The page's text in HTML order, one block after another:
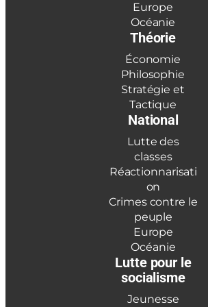
Europe
Océanie
Théorie
Économie
Philosophie
Stratégie et
Tactique
National
Lutte des
classes
Réactionnarisati
on
Crimes contre le
peuple
Europe
Océanie
Lutte pour le
socialisme
Jeunesse